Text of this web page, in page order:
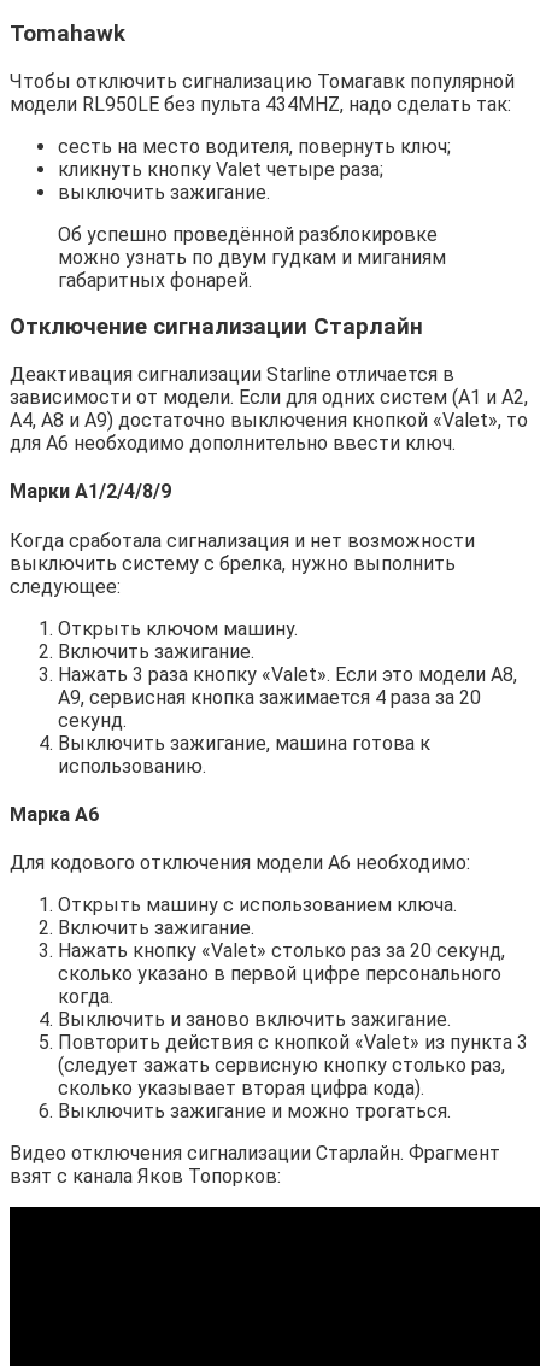
Tomahawk
Чтобы отключить сигнализацию Томагавк популярной
модели RL950LE без пульта 434MHZ, надо сделать так:
сесть на место водителя, повернуть ключ;
кликнуть кнопку Valet четыре раза;
выключить зажигание.
Об успешно проведённой разблокировке
можно узнать по двум гудкам и миганиям
габаритных фонарей.
Отключение сигнализации Старлайн
Деактивация сигнализации Starline отличается в
зависимости от модели. Если для одних систем (А1 и А2,
А4, А8 и А9) достаточно выключения кнопкой «Valet», то
для А6 необходимо дополнительно ввести ключ.
Марки А1/2/4/8/9
Когда сработала сигнализация и нет возможности
выключить систему с брелка, нужно выполнить
следующее:
Открыть ключом машину.
Включить зажигание.
Нажать 3 раза кнопку «Valet». Если это модели А8,
А9, сервисная кнопка зажимается 4 раза за 20
секунд.
Выключить зажигание, машина готова к
использованию.
Марка А6
Для кодового отключения модели А6 необходимо:
Открыть машину с использованием ключа.
Включить зажигание.
Нажать кнопку «Valet» столько раз за 20 секунд,
сколько указано в первой цифре персонального
когда.
Выключить и заново включить зажигание.
Повторить действия с кнопкой «Valet» из пункта 3
(следует зажать сервисную кнопку столько раз,
сколько указывает вторая цифра кода).
Выключить зажигание и можно трогаться.
Видео отключения сигнализации Старлайн. Фрагмент
взят с канала Яков Топорков: